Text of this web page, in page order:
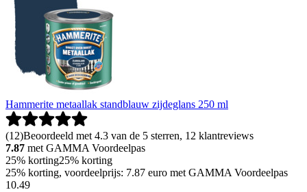
Hammerite metaallak standblauw zijdeglans 250 ml
(12)Beoordeeld met 4.3 van de 5 sterren, 12 klantreviews
7.87 met GAMMA Voordeelpas
25% korting25% korting
25% korting, voordeelprijs: 7.87 euro met GAMMA Voordeelpas
10.49